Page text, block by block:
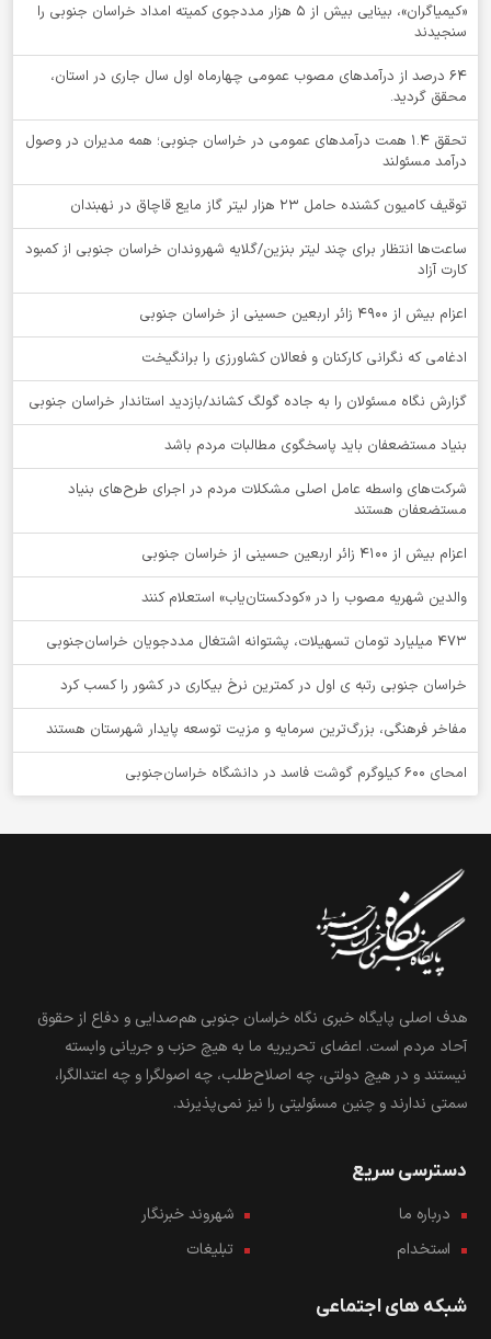
«کیمیاگران»، بینایی بیش از ۵ هزار مددجوی کمیته امداد خراسان جنوبی را
سنجیدند
64 درصد از درآمدهای مصوب عمومی چهارماه اول سال جاری در استان،
محقق گردید.
تحقق ۱.۴ همت درآمدهای عمومی در خراسان جنوبی؛ همه مدیران در وصول
درآمد مسئولند
توقيف کامیون کشنده حامل 23 هزار لیتر گاز مایع قاچاق در نهبندان
ساعت‌ها انتظار برای چند لیتر بنزین/گلایه شهروندان خراسان جنوبی از کمبود
کارت آزاد
اعزام بیش از 4900 زائر اربعین حسینی از خراسان جنوبی
ادغامی که نگرانی کارکنان و فعالان کشاورزی را برانگیخت
گزارش نگاه مسئولان را به جاده گولگ کشاند/بازدید استاندار خراسان جنوبی
بنیاد مستضعفان باید پاسخگوی مطالبات مردم باشد
شرکت‌های واسطه عامل اصلی مشکلات مردم در اجرای طرح‌های بنیاد
مستضعفان هستند
اعزام بیش از 4100 زائر اربعین حسینی از خراسان جنوبی
والدین شهریه مصوب را در «کودکستان‌یاب» استعلام کنند
۴۷۳ میلیارد تومان تسهیلات، پشتوانه اشتغال مددجویان خراسان‌جنوبی
خراسان جنوبی رتبه ی اول در کمترین نرخ بیکاری در کشور را کسب کرد
مفاخر فرهنگی، بزرگ‌ترین سرمایه و مزیت توسعه پایدار شهرستان هستند
امحای ۶۰۰ کیلوگرم گوشت فاسد در دانشگاه خراسان‌جنوبی
هدف اصلی پایگاه خبری نگاه خراسان جنوبی هم‌صدایی و دفاع از حقوق
آحاد مردم است. اعضای تحریریه ما به هیچ حزب و جریانی وابسته
نیستند و در هیچ دولتی، چه اصلاح‌طلب، چه اصولگرا و چه اعتدالگرا،
سمتی ندارند و چنین مسئولیتی را نیز نمی‌پذیرند.
دسترسی سریع
درباره ما
شهروند خبرنگار
استخدام
تبلیغات
شبکه های اجتماعی